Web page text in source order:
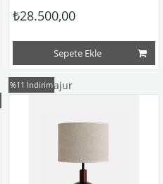
₺28.500,00
Sepete Ekle
Ahşap Abajur
%11 İndirim